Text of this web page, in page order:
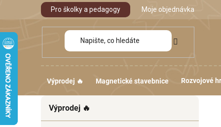
Pro školky a pedagogy Moje objednávka
Výprodej 🔥 Magnetické stavebnice Rozvojové
kategorie
t
Výprodej 🔥